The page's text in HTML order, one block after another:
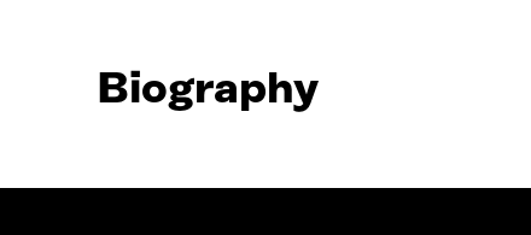
Biography